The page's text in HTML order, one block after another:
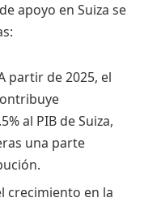
apoyo en Suiza se
partir de 2025, el
al PIB de Suiza,
una parte
crecimiento en la